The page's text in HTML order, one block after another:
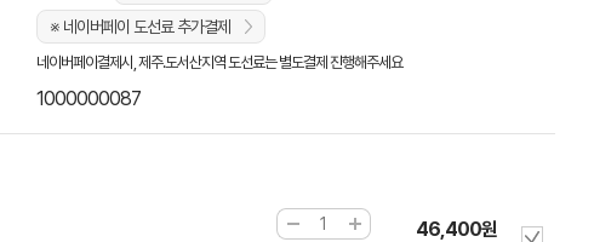
※ 네이버페이 도선료 추가결제
네이버페이결제시, 제주.도서산지역 도선료는 별도결제 진행해주세요
1000000087
46,400원